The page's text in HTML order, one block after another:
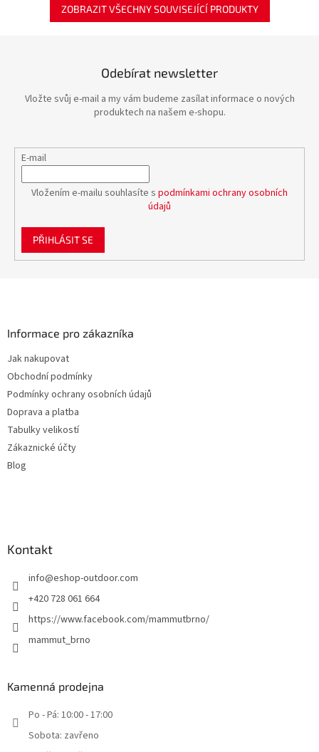
ZOBRAZIT VŠECHNY SOUVISEJÍCÍ PRODUKTY
Odebírat newsletter
Vložte svůj e-mail a my vám budeme zasílat informace o nových
produktech na našem e-shopu.
E-mail
Vložením e-mailu souhlasíte s podmínkami ochrany osobních
údajů
PŘIHLÁSIT SE
Informace pro zákazníka
Jak nakupovat
Obchodní podmínky
Podmínky ochrany osobních údajů
Doprava a platba
Tabulky velikostí
Zákaznické účty
Blog
Kontakt
info@eshop-outdoor.com
+420 728 061 664
https://www.facebook.com/mammutbrno/
mammut_brno
Kamenná prodejna
Po - Pá: 10:00 - 17:00
Sobota: zavřeno